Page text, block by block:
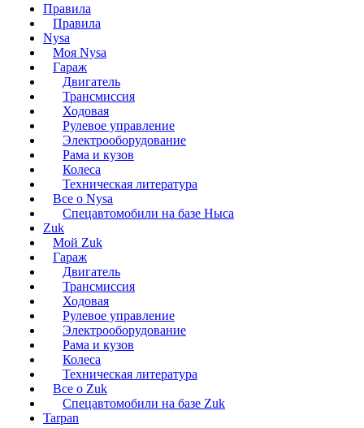
Правила
Правила
Nysa
Моя Nysa
Гараж
Двигатель
Трансмиссия
Ходовая
Рулевое управление
Электрооборудование
Рама и кузов
Колеса
Техническая литература
Все о Nysa
Спецавтомобили на базе Ныса
Zuk
Мой Zuk
Гараж
Двигатель
Трансмиссия
Ходовая
Рулевое управление
Электрооборудование
Рама и кузов
Колеса
Техническая литература
Все о Zuk
Спецавтомобили на базе Zuk
Tarpan